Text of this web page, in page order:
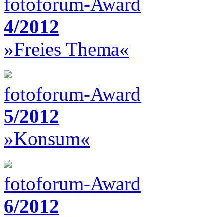
4/2012
»Freies Thema«
fotoforum-Award
5/2012
»Konsum«
fotoforum-Award
6/2012